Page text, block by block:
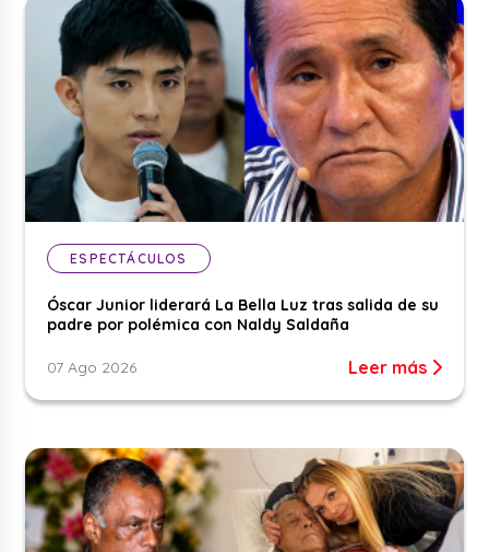
ESPECTÁCULOS
Óscar Junior liderará La Bella Luz tras salida de su
padre por polémica con Naldy Saldaña
07 Ago 2026 Leer más